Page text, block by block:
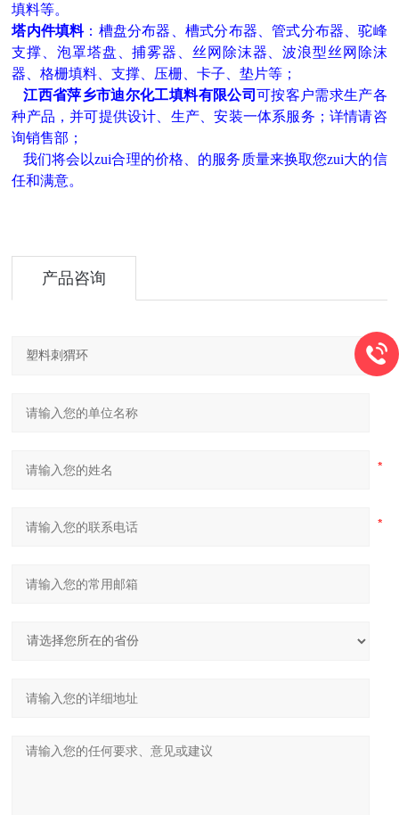
填料等。
塔内件填料：槽盘分布器、槽式分布器、管式分布器、驼峰
支撑、泡罩塔盘、捕雾器、丝网除沫器、波浪型丝网除沫
器、格栅填料、支撑、压栅、卡子、垫片等；
江西省萍乡市迪尔化工填料有限公司 可按客户需求生产各
种产品，并可提供设计、生产、安装一体系服务；详情请咨
询销售部；
我们将会以zui合理的价格、的服务质量来换取您zui大的信
任和满意。
产品咨询